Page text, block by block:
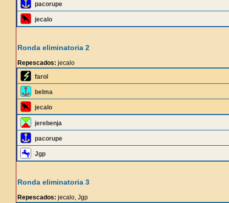
pacorupe
jecalo
Ronda eliminatoria 2
Repescados: jecalo
farol
belma
jecalo
jerebenja
pacorupe
Jgp
Ronda eliminatoria 3
Repescados: jecalo, Jgp